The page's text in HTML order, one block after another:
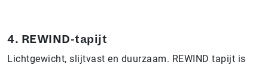
4. REWIND-tapijt
Lichtgewicht, slijtvast en duurzaam. REWIND tapijt is